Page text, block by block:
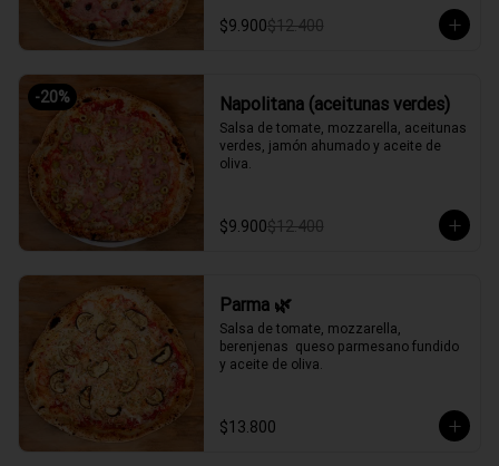
$9.900$12.400
-20% Napolitana (aceitunas verdes)
Salsa de tomate, mozzarella, aceitunas
verdes, jamón ahumado y aceite de
oliva.
$9.900$12.400
Parma 🌿
Salsa de tomate, mozzarella,
berenjenas  queso parmesano fundido
y aceite de oliva.
$13.800